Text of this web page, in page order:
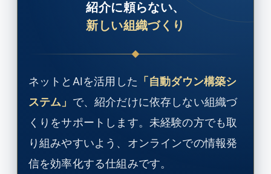
紹介に頼らない、
新しい組織づくり
ネットとAIを活用した 「自動ダウン構築シ
ステム」 で、紹介だけに依存しない組織づ
くりをサポートします。未経験の方でも取
り組みやすいよう、オンラインでの情報発
信を効率化する仕組みです。